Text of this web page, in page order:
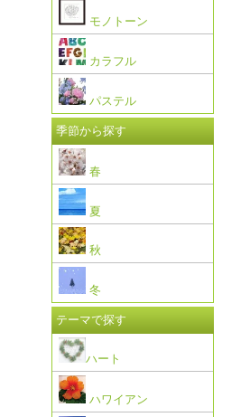
モノトーン
カラフル
パステル
季節から探す
春
夏
秋
冬
テーマで探す
ハート
ハワイアン